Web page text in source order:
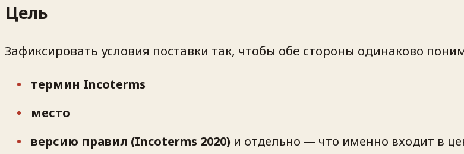
Цель
Зафиксировать условия поставки так, чтобы обе стороны одинаково
термин Incoterms
место
версию правил (Incoterms 2020) и отдельно — что именно входит в